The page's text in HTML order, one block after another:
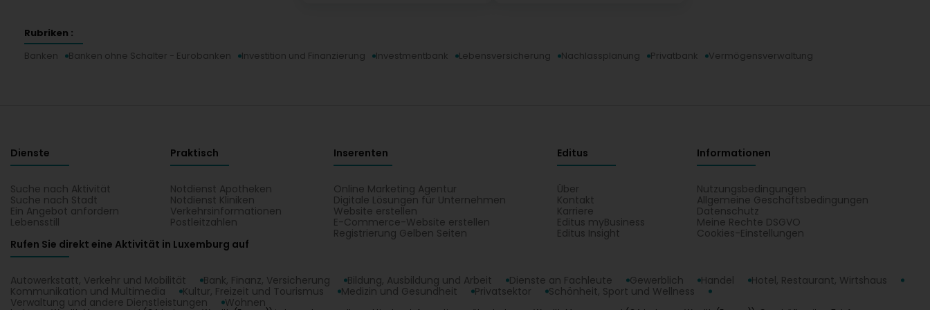
Rubriken :
Banken
Banken ohne Schalter - Eurobanken Investition und Finanzierung Investmentbank Lebensversicherung Nachlassplanung Privatbank Vermögensverwaltung
Dienste
Suche nach Aktivität
Suche nach Stadt
Ein Angebot anfordern
Lebensstill
Praktisch
Notdienst Apotheken
Notdienst Kliniken
Verkehrsinformationen
Postleitzahlen
Inserenten
Online Marketing Agentur
Digitale Lösungen für Unternehmen
Website erstellen
E-Commerce-Website erstellen
Registrierung Gelben Seiten
Editus
Über
Kontakt
Karriere
Editus myBusiness
Editus Insight
Informationen
Nutzungsbedingungen
Allgemeine Geschäftsbedingungen
Datenschutz
Meine Rechte DSGVO
Cookies-Einstellungen
Rufen Sie direkt eine Aktivität in Luxemburg auf
Autowerkstatt, Verkehr und Mobilität Bank, Finanz, Versicherung Bildung, Ausbildung und Arbeit Dienste an Fachleute Gewerblich Handel
Hotel, Restaurant, Wirtshaus
Kommunikation und Multimedia
Kultur, Freizeit und Tourismus Medizin und Gesundheit Privatsektor
Schönheit, Sport und Wellness
Verwaltung und andere Dienstleistungen
Wohnen